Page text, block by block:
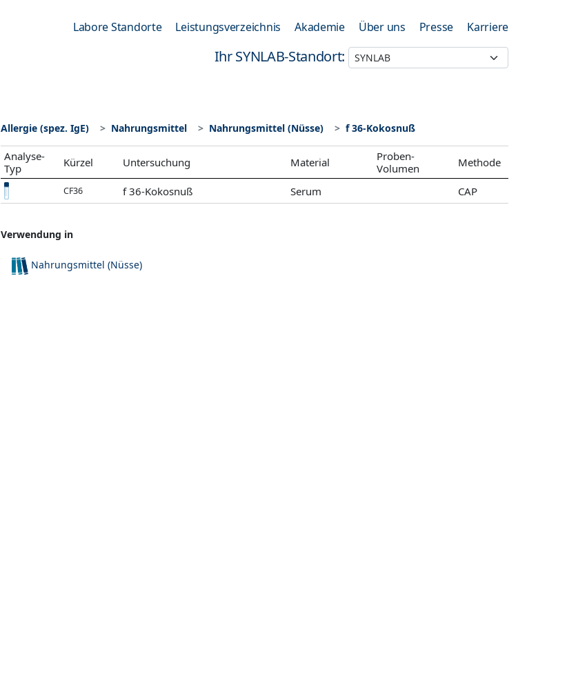
Labore Standorte Leistungsverzeichnis Akademie Über uns Presse Karriere
Ihr SYNLAB-Standort:
Allergie (spez. IgE) Nahrungsmittel Nahrungsmittel (Nüsse) f 36-Kokosnuß
Analyse-
Typ
Kürzel Untersuchung Material
Proben-
Volumen
Methode
CF36 f 36-Kokosnuß Serum CAP
Verwendung in
Nahrungsmittel (Nüsse)